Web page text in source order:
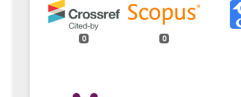
0 0